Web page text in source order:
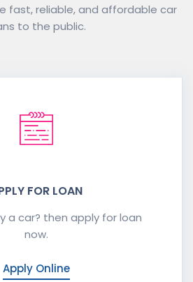
fast, reliable, and affordable car
to the public.
FOR LOAN
a car? then apply for loan
now.
Apply Online